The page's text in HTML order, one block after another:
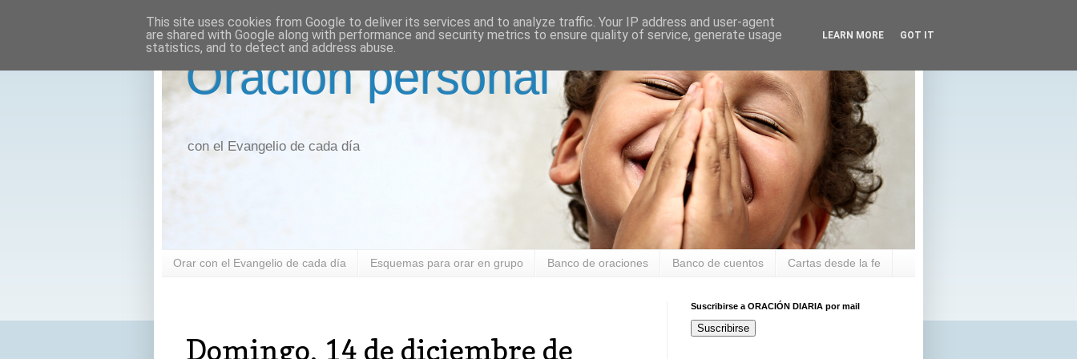
Oración personal
con el Evangelio de cada día
Orar con el Evangelio de cada día Esquemas para orar en grupo Banco de oraciones Banco de cuentos Cartas desde la fe
Domingo, 14 de diciembre de
Suscribirse a ORACIÓN DIARIA por mail
Suscribirse
This site uses cookies from Google to deliver its services and to analyze traffic. Your IP address and user-agent
are shared with Google along with performance and security metrics to ensure quality of service, generate usage
statistics, and to detect and address abuse.
LEARN MORE GOT IT